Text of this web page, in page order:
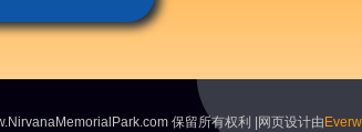
保留所有权利 |网页设计由